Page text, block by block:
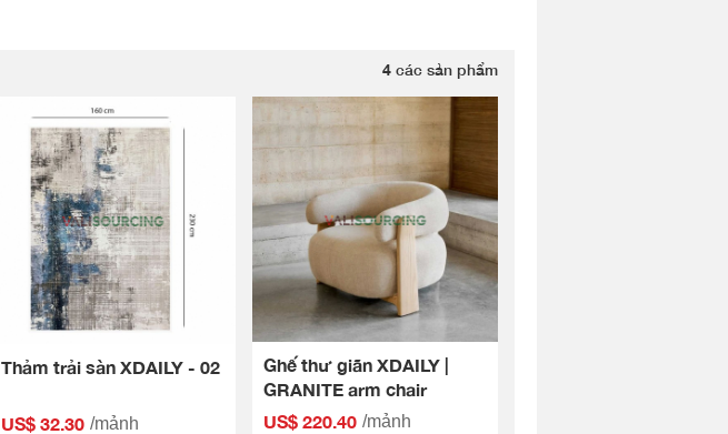
4 các sản phẩm
Thảm trải sàn XDAILY - 02
US$ 32.30 /mảnh
Ghế thư giãn XDAILY |
GRANITE arm chair
US$ 220.40 /mảnh